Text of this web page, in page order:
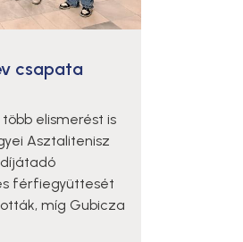
csapata
elismerést is
Asztalitenisz
férfiegyüttesét
míg Gubicza